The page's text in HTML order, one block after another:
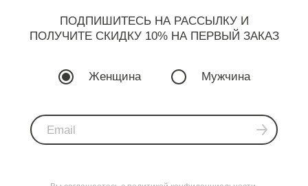
ПОДПИШИТЕСЬ НА РАССЫЛКУ И
ПОЛУЧИТЕ СКИДКУ 10% НА ПЕРВЫЙ ЗАКАЗ
Женщина Мужчина